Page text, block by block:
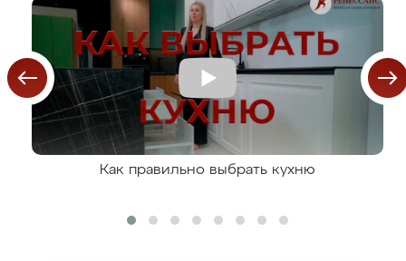
Как правильно выбрать кухню